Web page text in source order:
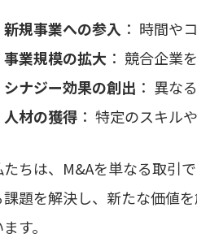
新規事業への参入 ： 時間や
事業規模の拡大 ： 競合企業
シナジー効果の創出 ： 異な
人材の獲得 ： 特定のスキル
たちは、M&Aを単なる取引
課題を解決し、新たな価値
す。